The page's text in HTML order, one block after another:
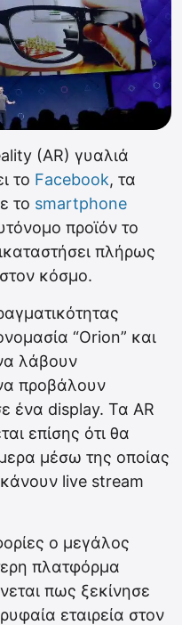
(AR) γυαλιά
το Facebook, τα
το smartphone
προϊόν το
πλήρως
κόσμο.
“Orion” και
λάβουν
προβάλουν
ένα display. Τα AR
επίσης ότι θα
μέσω της οποίας
live stream
ο μεγάλος
πλατφόρμα
πως ξεκίνησε
εταιρεία στον